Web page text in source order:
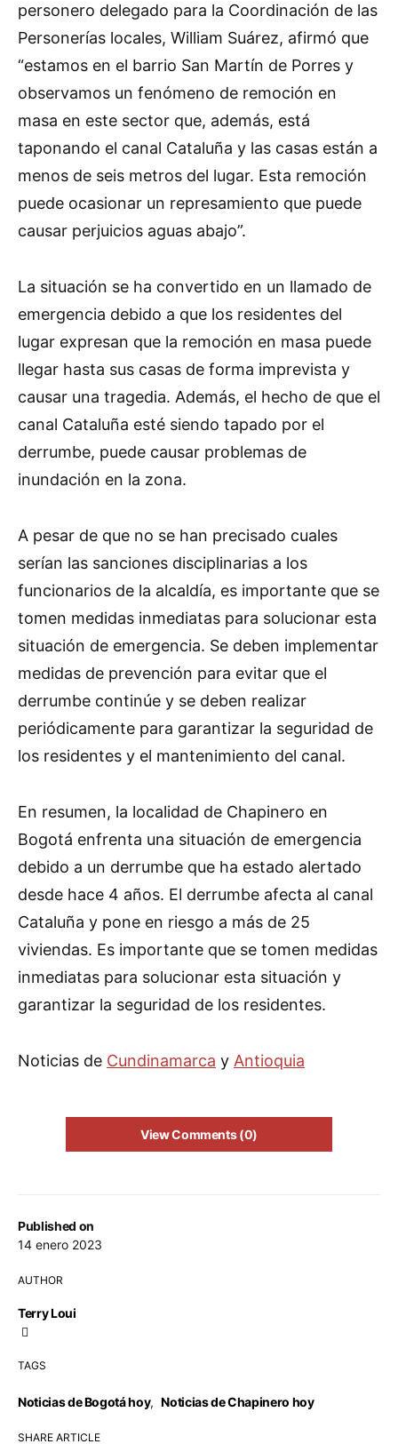
Published on
14 enero 2023
AUTHOR
Terry Loui
TAGS
Noticias de Bogotá hoy, Noticias de Chapinero hoy
SHARE ARTICLE
personero delegado para la Coordinación de las
Personerías locales, William Suárez, afirmó que
“estamos en el barrio San Martín de Porres y
observamos un fenómeno de remoción en
masa en este sector que, además, está
taponando el canal Cataluña y las casas están a
menos de seis metros del lugar. Esta remoción
puede ocasionar un represamiento que puede
causar perjuicios aguas abajo”.
La situación se ha convertido en un llamado de
emergencia debido a que los residentes del
lugar expresan que la remoción en masa puede
llegar hasta sus casas de forma imprevista y
causar una tragedia. Además, el hecho de que el
canal Cataluña esté siendo tapado por el
derrumbe, puede causar problemas de
inundación en la zona.
A pesar de que no se han precisado cuales
serían las sanciones disciplinarias a los
funcionarios de la alcaldía, es importante que se
tomen medidas inmediatas para solucionar esta
situación de emergencia. Se deben implementar
medidas de prevención para evitar que el
derrumbe continúe y se deben realizar
periódicamente para garantizar la seguridad de
los residentes y el mantenimiento del canal.
En resumen, la localidad de Chapinero en
Bogotá enfrenta una situación de emergencia
debido a un derrumbe que ha estado alertado
desde hace 4 años. El derrumbe afecta al canal
Cataluña y pone en riesgo a más de 25
viviendas. Es importante que se tomen medidas
inmediatas para solucionar esta situación y
garantizar la seguridad de los residentes.
Noticias de Cundinamarca y Antioquia
View Comments (0)